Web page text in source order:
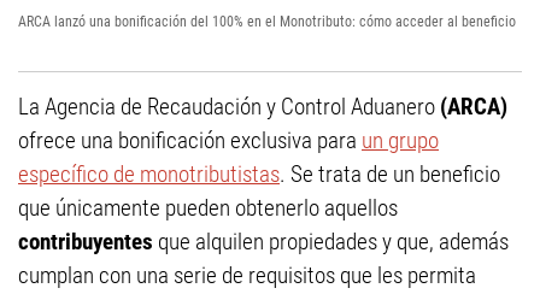
ARCA lanzó una bonificación del 100% en el Monotributo: cómo acceder al beneficio
La Agencia de Recaudación y Control Aduanero (ARCA)
ofrece una bonificación exclusiva para un grupo
específico de monotributistas. Se trata de un beneficio
que únicamente pueden obtenerlo aquellos
contribuyentes que alquilen propiedades y que, además
cumplan con una serie de requisitos que les permita